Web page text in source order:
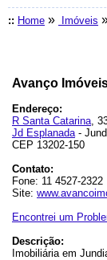
:: Home » Imóveis
Avanço
Endereço:
R Santa Catarina,
Jd Esplanada-
CEP 13202-150
Contato:
Fone: 11 4527-2322
Site:
Encontrei um
Descrição:
Imobiliária em